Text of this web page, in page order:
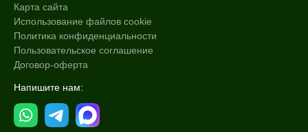
50 мл
75 мл
100 мл
Ингредиенты
Алоэ
Карта сайта
Использование файлов cookie
Политика конфиденциальности
Пользовательское соглашение
Договор-оферта
Напишите нам: